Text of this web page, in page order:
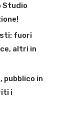
Studio
fuori
altri in
pubblico in
i